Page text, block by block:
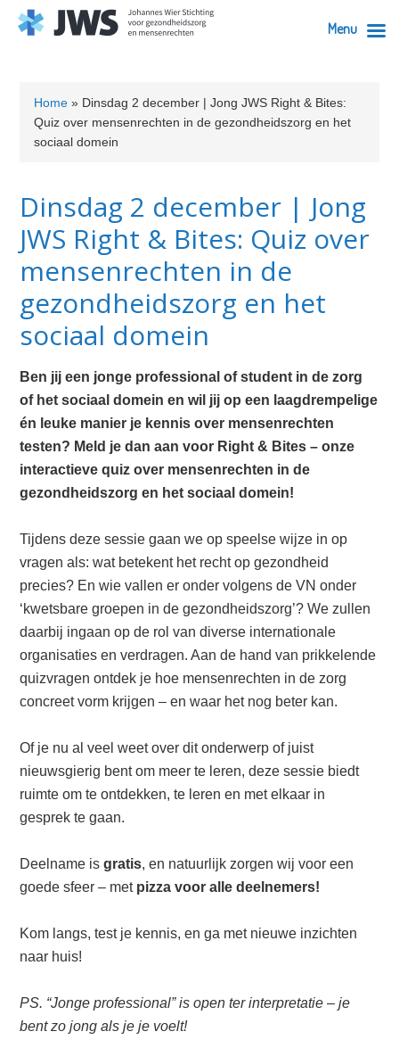
primary
navigation
content
primary
sidebar
secondary
sidebar
footer
Home » Dinsdag 2 december | Jong JWS Right & Bites:
Quiz over mensenrechten in de gezondheidszorg en het
sociaal domein
Dinsdag 2 december | Jong
JWS Right & Bites: Quiz over
mensenrechten in de
gezondheidszorg en het
sociaal domein
Ben jij een jonge professional of student in de zorg
of het sociaal domein en wil jij op een laagdrempelige
én leuke manier je kennis over mensenrechten
testen? Meld je dan aan voor Right & Bites – onze
interactieve quiz over mensenrechten in de
gezondheidszorg en het sociaal domein!
Tijdens deze sessie gaan we op speelse wijze in op
vragen als: wat betekent het recht op gezondheid
precies? En wie vallen er onder volgens de VN onder
‘kwetsbare groepen in de gezondheidszorg’? We zullen
daarbij ingaan op de rol van diverse internationale
organisaties en verdragen. Aan de hand van prikkelende
quizvragen ontdek je hoe mensenrechten in de zorg
concreet vorm krijgen – en waar het nog beter kan.
Of je nu al veel weet over dit onderwerp of juist
nieuwsgierig bent om meer te leren, deze sessie biedt
ruimte om te ontdekken, te leren en met elkaar in
gesprek te gaan.
Deelname isgratis, en natuurlijk zorgen wij voor een
goede sfeer – met pizza voor alle deelnemers!
Kom langs, test je kennis, en ga met nieuwe inzichten
naar huis!
PS. “Jonge professional” is open ter interpretatie – je
bent zo jong als je je voelt!
Menu